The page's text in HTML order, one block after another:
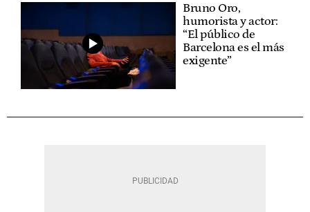
Bruno Oro,
humorista y actor:
“El público de
Barcelona es el más
exigente”